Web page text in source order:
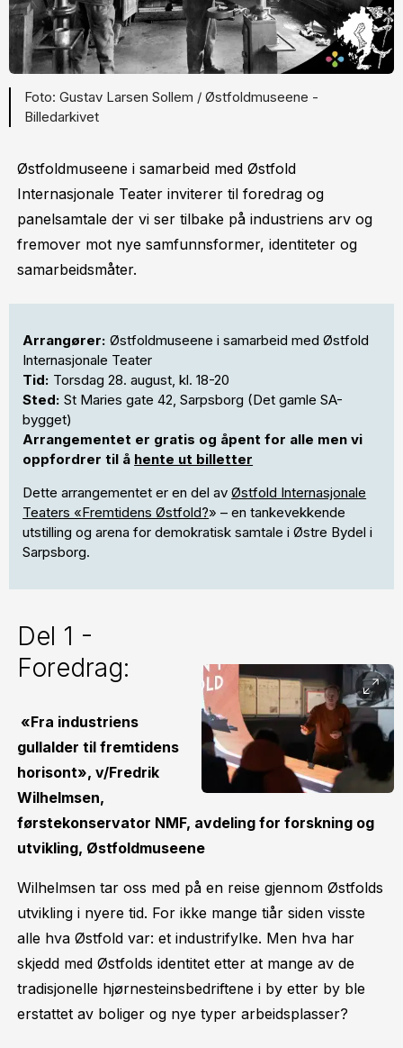
Gustav Larsen Sollem / Østfoldmuseene -
Billedarkivet
Østfoldmuseene i samarbeid med Østfold
Internasjonale Teater inviterer til foredrag og
panelsamtale der vi ser tilbake på industriens arv og
fremover mot nye samfunnsformer, identiteter og
samarbeidsmåter.
Arrangører: Østfoldmuseene i samarbeid med Østfold
Internasjonale Teater
Tid: Torsdag 28. august, kl. 18-20
Sted: St Maries gate 42, Sarpsborg (Det gamle SA-
bygget)
Arrangementet er gratis og åpent for alle men vi
oppfordrer til å hente ut billetter
Dette arrangementet er en del avØstfold Internasjonale
Teaters «Fremtidens Østfold?» – en tankevekkende
utstilling og arena for demokratisk samtale i Østre Bydel i
Sarpsborg.
Del 1 -
Foredrag:
«Fra industriens
gullalder til fremtidens
horisont», v/Fredrik
Wilhelmsen,
førstekonservator NMF, avdeling for forskning og
utvikling, Østfoldmuseene
Wilhelmsen tar oss med på en reise gjennom Østfolds
utvikling i nyere tid. For ikke mange tiår siden visste
alle hva Østfold var: et industrifylke. Men hva har
skjedd med Østfolds identitet etter at mange av de
tradisjonelle hjørnesteinsbedriftene i by etter by ble
erstattet av boliger og nye typer arbeidsplasser?